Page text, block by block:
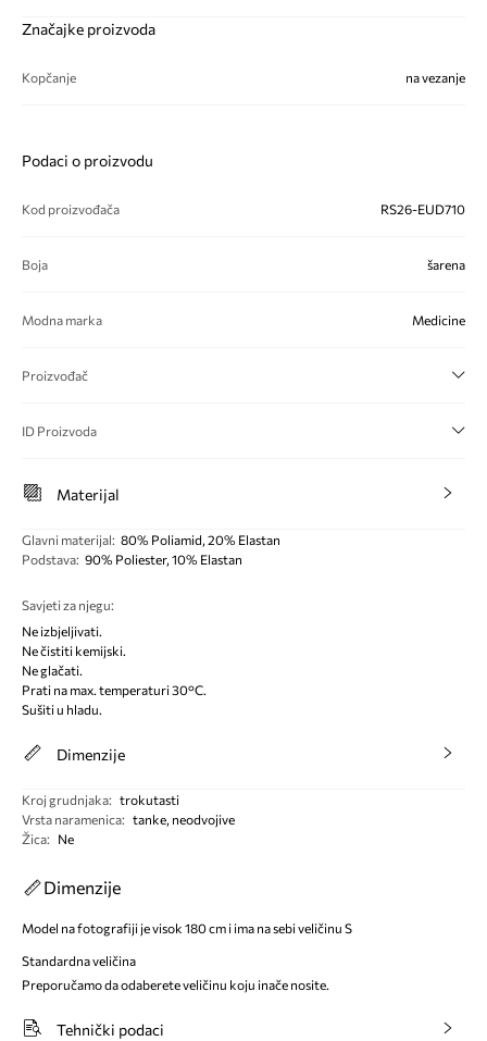
Značajke proizvoda
Kopčanje na vezanje
Podaci o proizvodu
Kod proizvođača RS26-EUD710
Boja šarena
Modna marka Medicine
Proizvođač
ID Proizvoda
Materijal
Glavni materijal: 80% Poliamid, 20% Elastan
Podstava: 90% Poliester, 10% Elastan
Savjeti za njegu:
Ne izbjeljivati.
Ne čistiti kemijski.
Ne glačati.
Prati na max. temperaturi 30°C.
Sušiti u hladu.
Dimenzije
Kroj grudnjaka: trokutasti
Vrsta naramenica: tanke, neodvojive
Žica: Ne
Dimenzije
Model na fotografiji je visok 180 cm i ima na sebi veličinu S
Standardna veličina
Preporučamo da odaberete veličinu koju inače nosite.
Tehnički podaci